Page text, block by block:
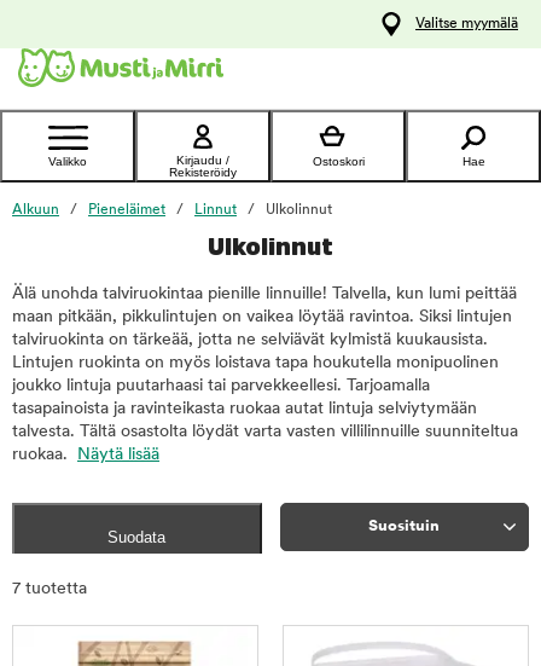
Ota yhteyttä
asiakaspalveluun
Valitse myymälä
Valikko
Kirjaudu /
Rekisteröidy
Ostoskori Hae
Alkuun Pieneläimet Linnut Ulkolinnut
Ulkolinnut
Älä unohda talviruokintaa pienille linnuille! Talvella, kun lumi peittää
maan pitkään, pikkulintujen on vaikea löytää ravintoa. Siksi lintujen
talviruokinta on tärkeää, jotta ne selviävät kylmistä kuukausista.
Lintujen ruokinta on myös loistava tapa houkutella monipuolinen
joukko lintuja puutarhaasi tai parvekkeellesi. Tarjoamalla
tasapainoista ja ravinteikasta ruokaa autat lintuja selviytymään
talvesta. Tältä osastolta löydät varta vasten villilinnuille suunniteltua
ruokaa. Näytä lisää
Suodata
Suosituin
7 tuotetta